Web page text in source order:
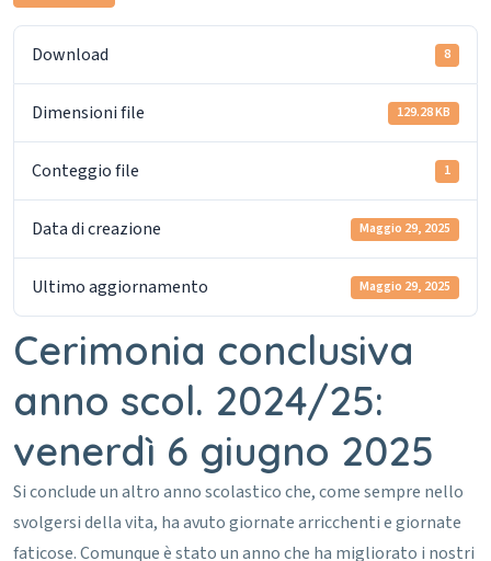
Download 8
Dimensioni file 129.28 KB
Conteggio file 1
Data di creazione Maggio 29, 2025
Ultimo aggiornamento Maggio 29, 2025
Cerimonia conclusiva
anno scol. 2024/25:
venerdì 6 giugno 2025
Si conclude un altro anno scolastico che, come sempre nello
svolgersi della vita, ha avuto giornate arricchenti e giornate
faticose.Comunque è stato un anno che ha migliorato i nostri